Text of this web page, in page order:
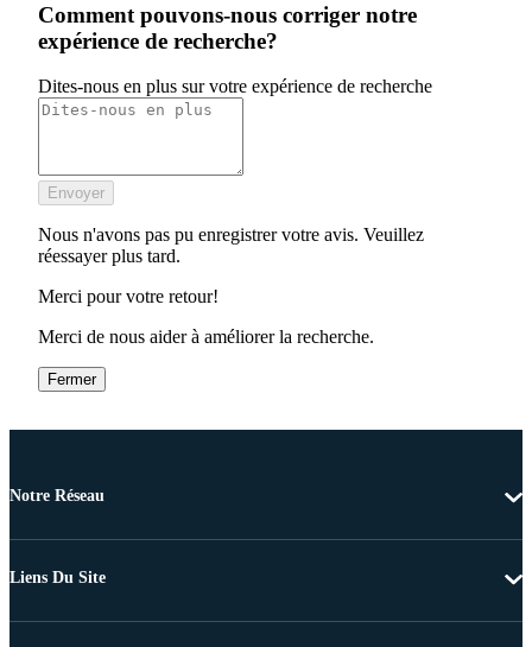
Comment pouvons-nous corriger notre
expérience de recherche?
Dites-nous en plus sur votre expérience de recherche
Envoyer
Nous n'avons pas pu enregistrer votre avis. Veuillez
réessayer plus tard.
Merci pour votre retour!
Merci de nous aider à améliorer la recherche.
Fermer
Notre Réseau
Liens Du Site